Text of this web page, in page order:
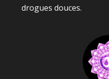
drogues douces.